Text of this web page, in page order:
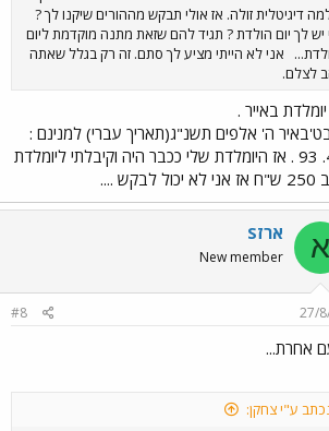
דיגיטלית זולה. אז אולי תבקש מההורים שיקנו לך ?
יש לך יום הולדת ? תגיד להם שזאת מתנה מוקדמת ליום
אני לא הייתי מציע לך סתם. זה רק בגלל שאתה
לצלם.
באייר .
ה' אלפים תשנ"ג(תאריך עברי) למנינם :
30. 4. 93 . אז היומלדת שלי ככבר היה וקיבלתי ליומלדת
....
א ארזS
New member
27/
#8
אחרת...
ע"י צחקן: